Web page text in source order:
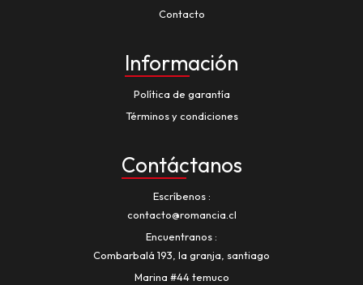
Contacto
Información
Política de garantía
Términos y condiciones
Contáctanos
Escríbenos
contacto@romancia.cl
Encuentranos
Combarbalá 193, la granja, santiago
Marina #44 temuco